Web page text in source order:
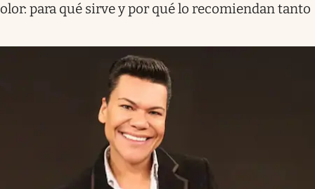
olor: para qué sirve y por qué lo recomiendan tanto